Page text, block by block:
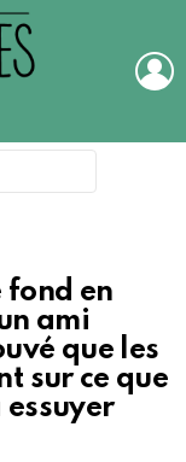
fond en
ami
que les
sur ce que
essuyer